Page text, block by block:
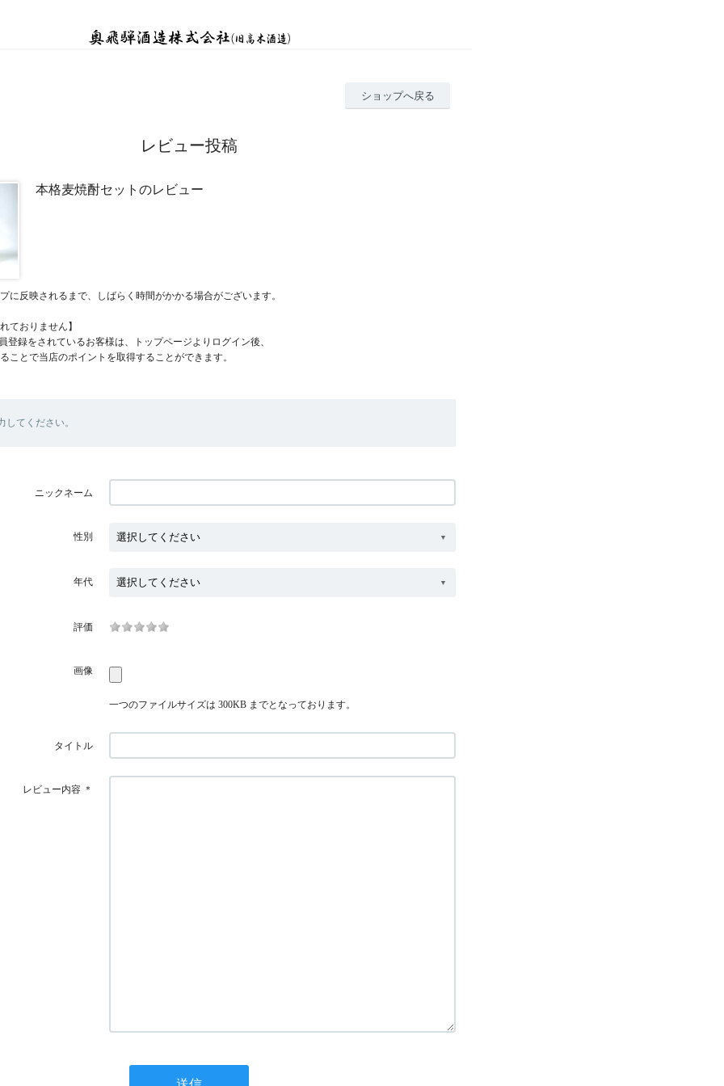
ショップへ戻る
レビュー投稿
本格麦焼酎セットのレビュー
に反映されるまで、しばらく時間がかかる場合がございます。
ておりません】
登録をされているお客様は、トップページよりログイン後、
ことで当店のポイントを取得することができます。
してください。
ニックネーム
性別
年代
評価
画像
一つのファイルサイズは 300KB までとなっております。
タイトル
レビュー内容 ＊